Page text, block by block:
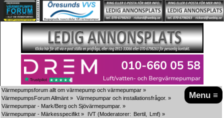
Menu ≡
Värmepumpsforum allt om värmepump och värmepumpar »
VärmepumpsForum Allmänt » Värmepumpar och installationsfrågor. »
Värmepumpar - Mark/Berg och Sjövärmepumpar. »
Värmepumpar - Märkesspecifikt » IVT (Moderatorer: Bertil Lmf) »